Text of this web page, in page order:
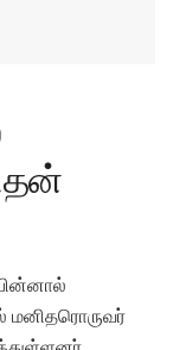
மனிதரொருவர்